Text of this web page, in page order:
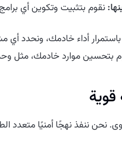
نقوم بتثبيت وتكوين أي
أداء خادمك، ونحدد أي
بتحسين موارد خادمك، مثل
قوية
نحن ننفذ نهجًا أمنيًا متعدد